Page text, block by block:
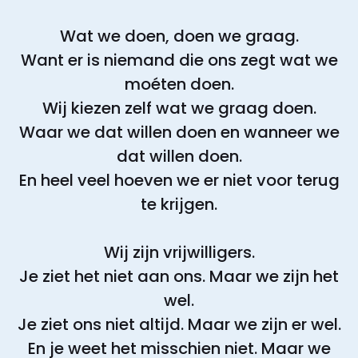
Wat we doen, doen we graag.
Want er is niemand die ons zegt wat we
moéten doen.
Wij kiezen zelf wat we graag doen.
Waar we dat willen doen en wanneer we
dat willen doen.
En heel veel hoeven we er niet voor terug
te krijgen.
Wij zijn vrijwilligers.
Je ziet het niet aan ons. Maar we zijn het
wel.
Je ziet ons niet altijd. Maar we zijn er wel.
En je weet het misschien niet. Maar we